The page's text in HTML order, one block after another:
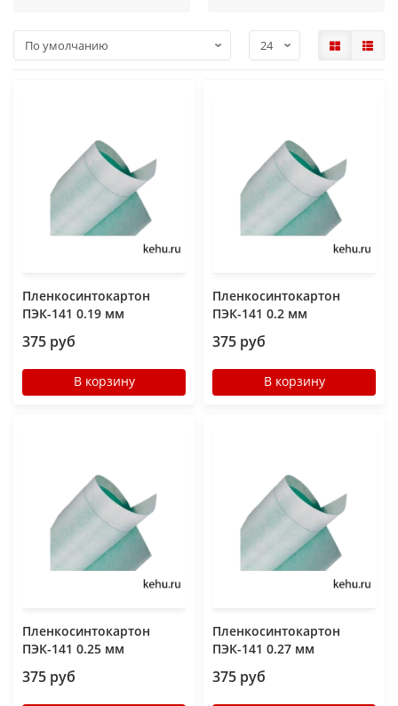
Пленкосинтокартон
ПЭК-141 0.19 мм
375 руб
В корзину
Пленкосинтокартон
ПЭК-141 0.2 мм
375 руб
В корзину
Пленкосинтокартон
ПЭК-141 0.25 мм
375 руб
Пленкосинтокартон
ПЭК-141 0.27 мм
375 руб